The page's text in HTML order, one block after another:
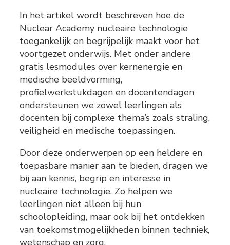
In het artikel wordt beschreven hoe de
Nuclear Academy nucleaire technologie
toegankelijk en begrijpelijk maakt voor het
voortgezet onderwijs. Met onder andere
gratis lesmodules over kernenergie en
medische beeldvorming,
profielwerkstukdagen en docentendagen
ondersteunen we zowel leerlingen als
docenten bij complexe thema’s zoals straling,
veiligheid en medische toepassingen.
Door deze onderwerpen op een heldere en
toepasbare manier aan te bieden, dragen we
bij aan kennis, begrip en interesse in
nucleaire technologie. Zo helpen we
leerlingen niet alleen bij hun
schoolopleiding, maar ook bij het ontdekken
van toekomstmogelijkheden binnen techniek,
wetenschap en zorg.